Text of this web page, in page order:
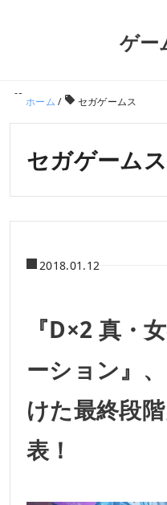
ゲー
ホーム / セガゲームス
セガゲームス
2018.01.12
『D×2 真・
ーション』
けた最終段
表！